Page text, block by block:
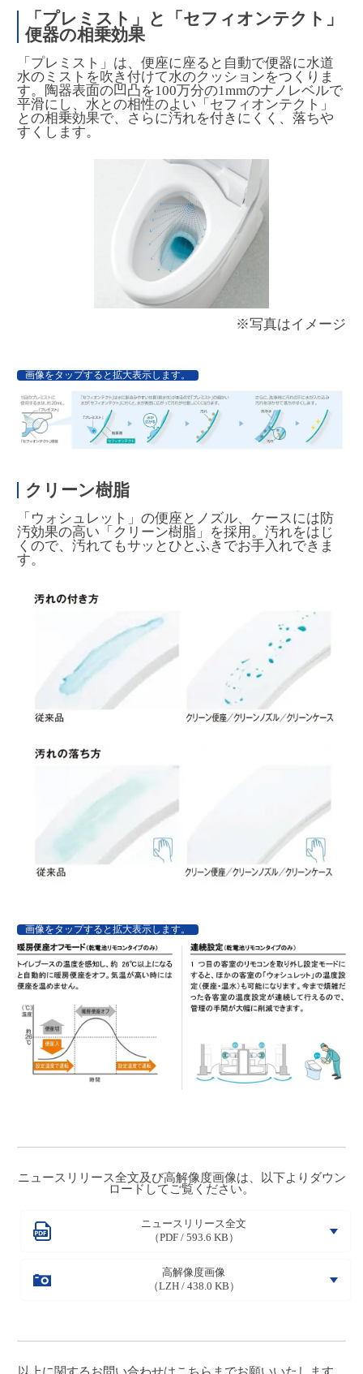
「プレミスト」と「セフィオンテクト」
便器の相乗効果
※写真はイメージ
「プレミスト」は、便座に座ると自動で便器に水道
水のミストを吹き付けて水のクッションをつくりま
す。陶器表面の凹凸を100万分の1mmのナノレベルで
平滑にし、水との相性のよい「セフィオンテクト」
との相乗効果で、さらに汚れを付きにくく、落ちや
すくします。
画像をタップすると拡大表示します。
クリーン樹脂
「ウォシュレット」の便座とノズル、ケースには防
汚効果の高い「クリーン樹脂」を採用。汚れをはじ
くので、汚れてもサッとひとふきでお手入れできま
す。
画像をタップすると拡大表示します。
ニュースリリース全文及び高解像度画像は、以下よりダウン
ロードしてご覧ください。
ニュースリリース全文
（PDF / 593.6 KB）
高解像度画像
（LZH / 438.0 KB）
以上に関するお問い合わせは こちら までお願いいたします。